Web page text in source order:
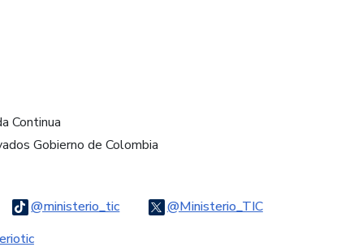
Continua
Gobierno de Colombia
Threads
@ministerio_ticLogo Tiktok@Ministerio_TICLogo Twitter
Logo Youtube